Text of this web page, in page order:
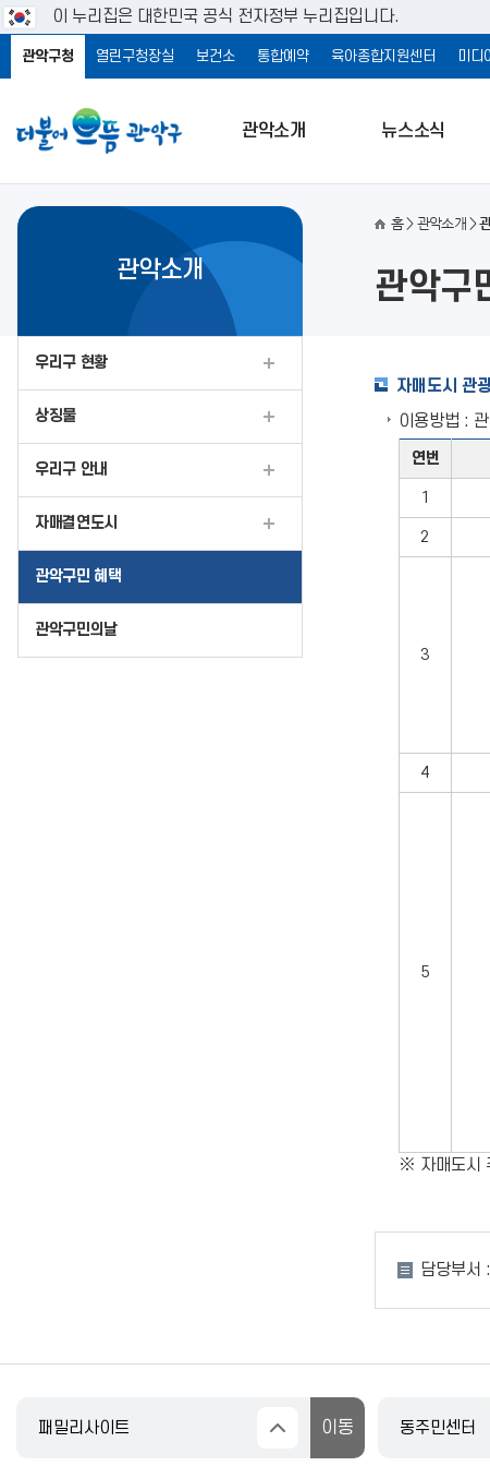
이 누리집은 대한민국 공식 전자정부 누리집입니다.
관악구청 열린구청장실 보건소 통합예약 육아종합지원센터 미디
관악소개 뉴스소식
관악소개
우리구 현황
상징물
우리구 안내
자매결연도시
관악구민 혜택
관악구민의날
홈 관악소개
관악구
자매도시 관
이용방법 :
연번
1
2
3
4
5
※ 자매도시
담당부서 :